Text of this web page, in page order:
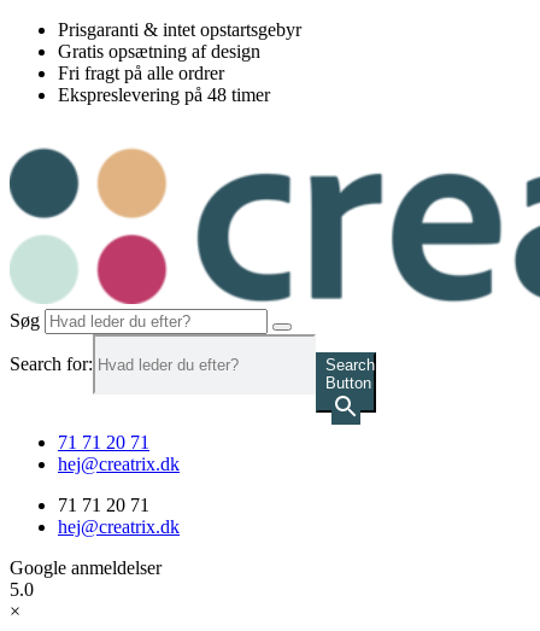
Videre
indhold
Prisgaranti & intet opstartsgebyr
Gratis opsætning af design
Fri fragt på alle ordrer
Ekspreslevering på 48 timer
Søg
Search for:
Search
Button
71 71 20 71
hej@creatrix.dk
71 71 20 71
hej@creatrix.dk
Google anmeldelser
5.0
×